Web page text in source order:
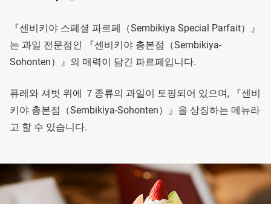
『센비키야 스페셜 파르페（Sembikiya Special Parfait）』
는 과일 전문점인 『센비키야 총본점（Sembikiya-
Sohonten）』의 매력이 담긴 파르페입니다.
퓨레와 셔벗 위에 ７종류의 과일이 토핑되어 있으며, 『센비
키야 총본점（Sembikiya-Sohonten）』을 상징하는 메뉴라
고 할 수 있습니다.